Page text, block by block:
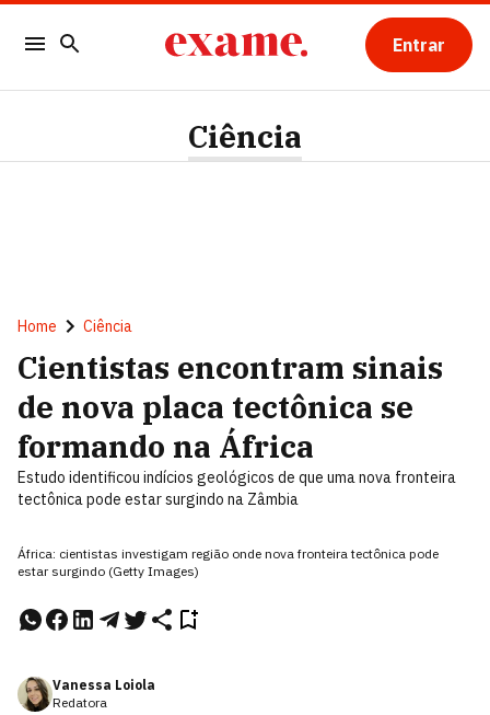
Entrar
Ciência
Home Ciência
Cientistas encontram sinais
de nova placa tectônica se
formando na África
Estudo identificou indícios geológicos de que uma nova fronteira
tectônica pode estar surgindo na Zâmbia
África: cientistas investigam região onde nova fronteira tectônica pode
estar surgindo (Getty Images)
Vanessa Loiola
Redatora